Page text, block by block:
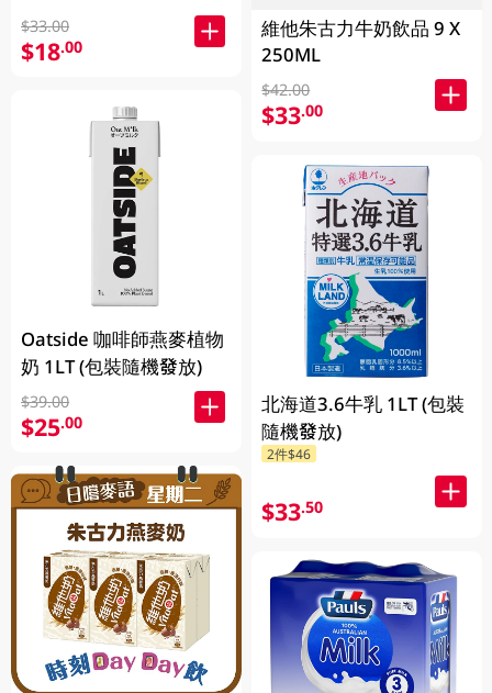
$33.00
$18.00
Oatside 咖啡師燕麥植物
奶 1LT (包裝隨機發放)
$39.00
$25.00
維他朱古力牛奶飲品 9 X
250ML
$42.00
$33.00
北海道3.6牛乳 1LT (包裝
隨機發放)
2件$46
$33.50